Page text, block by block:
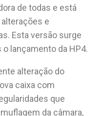
de todas e está
e
Esta versão surge
lançamento da HP4.
alteração do
caixa com
que
da câmara,